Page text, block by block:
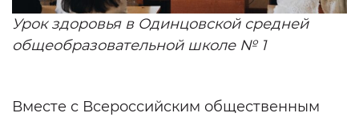
Урок здоровья в Одинцовской средней
общеобразовательной школе № 1
Вместе с Всероссийским общественным